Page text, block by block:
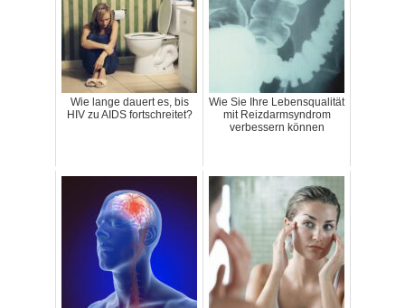
Wie lange dauert es, bis
HIV zu AIDS fortschreitet?
Wie Sie Ihre Lebensqualität
mit Reizdarmsyndrom
verbessern können